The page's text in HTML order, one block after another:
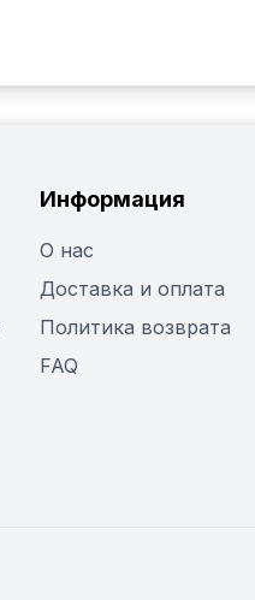
Информация
О нас
Доставка и оплата
Политика возврата
FAQ